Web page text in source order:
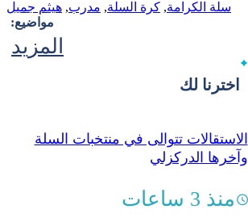
سلة الكرامة, كرة السلة, مدرب, هيثم جميل
مواضيع:
المزيد
اخترنا لك
الاستقالات تتوالى في منتخبات السلة
وآخرها الدركزلي
منذ 3 ساعات